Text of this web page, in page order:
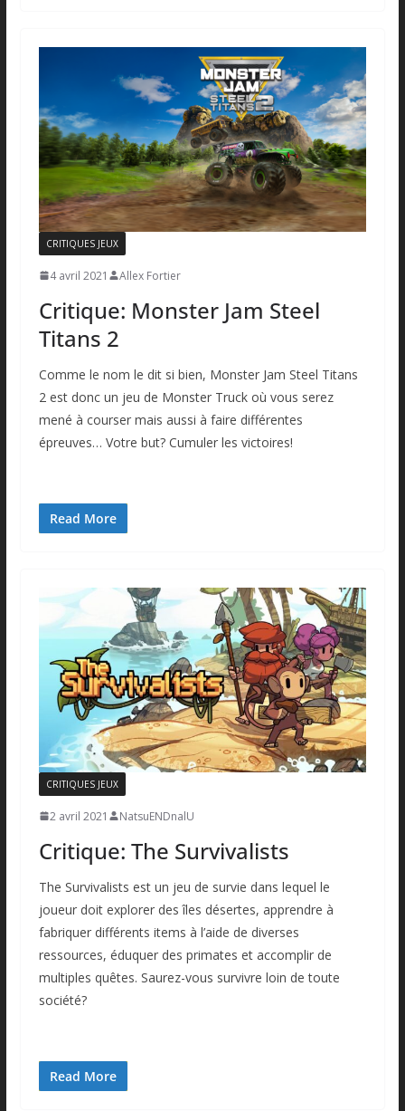
CRITIQUES JEUX
4 avril 2021 Allex Fortier
Critique: Monster Jam Steel
Titans 2
Comme le nom le dit si bien, Monster Jam Steel Titans
2 est donc un jeu de Monster Truck où vous serez
mené à courser mais aussi à faire différentes
épreuves… Votre but? Cumuler les victoires!
Read More
CRITIQUES JEUX
2 avril 2021 NatsuENDnalU
Critique: The Survivalists
The Survivalists est un jeu de survie dans lequel le
joueur doit explorer des îles désertes, apprendre à
fabriquer différents items à l’aide de diverses
ressources, éduquer des primates et accomplir de
multiples quêtes. Saurez-vous survivre loin de toute
société?
Read More